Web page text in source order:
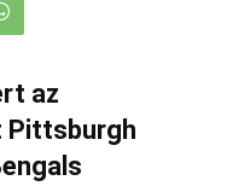
az
Pittsburgh